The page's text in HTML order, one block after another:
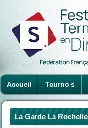
Accueil Tournois
La Garde La Rochelle